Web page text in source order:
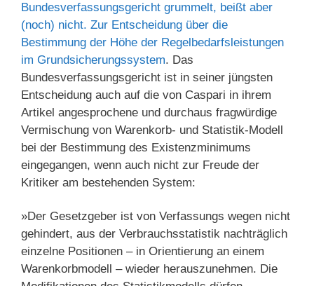
Bundesverfassungsgericht grummelt, beißt aber
(noch) nicht. Zur Entscheidung über die
Bestimmung der Höhe der Regelbedarfsleistungen
im Grundsicherungssystem. Das
Bundesverfassungsgericht ist in seiner jüngsten
Entscheidung auch auf die von Caspari in ihrem
Artikel angesprochene und durchaus fragwürdige
Vermischung von Warenkorb- und Statistik-Modell
bei der Bestimmung des Existenzminimums
eingegangen, wenn auch nicht zur Freude der
Kritiker am bestehenden System:
»Der Gesetzgeber ist von Verfassungs wegen nicht
gehindert, aus der Verbrauchsstatistik nachträglich
einzelne Positionen – in Orientierung an einem
Warenkorbmodell – wieder herauszunehmen. Die